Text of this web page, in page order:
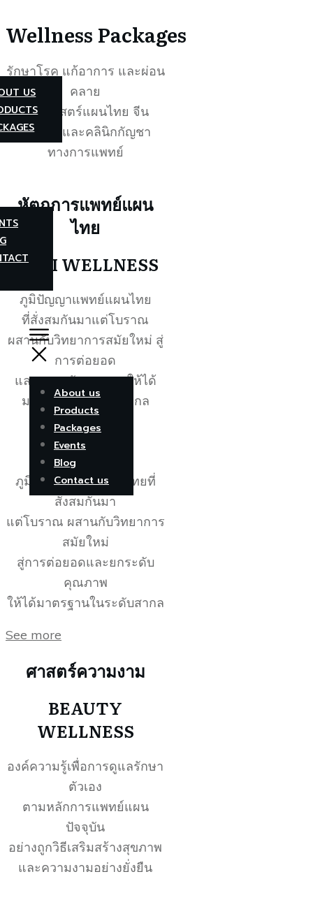
US
About us
Products
Packages
Events
Blog
Contact us
Wellness Packages
รักษาโรค แก้อาการ และผ่อน
คลาย
ด้วยศาสตร์แผนไทย จีน
ปัจจุบัน และคลินิกกัญชา
ทางการแพทย์
หัตถการแพทย์แผน
ไทย
THAI WELLNESS
ภูมิปัญญาแพทย์แผนไทย
ที่สั่งสมกันมาแต่โบราณ
ผสานกับวิทยาการสมัยใหม่ สู่
การต่อยอด
และยกระดับคุณภาพให้ได้
มาตรฐานในระดับสากล
ภูมิปัญญาแพทย์แผนไทยที่
สั่งสมกันมา
แต่โบราณ ผสานกับวิทยาการ
สมัยใหม่
สู่การต่อยอดและยกระดับ
คุณภาพ
ให้ได้มาตรฐานในระดับสากล
See more
ศาสตร์ความงาม
BEAUTY
WELLNESS
องค์ความรู้เพื่อการดูแลรักษา
ตัวเอง
ตามหลักการแพทย์แผน
ปัจจุบัน
อย่างถูกวิธีเสริมสร้างสุขภาพ
และความงามอย่างยั่งยืน